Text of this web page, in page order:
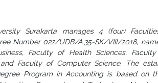
Surakarta manages 4 (four)
Number 022/UDB/A.35-SK/VIII/2018,
Faculty of Health Sciences,
and Faculty of Computer Science. The
Program in Accounting is based on